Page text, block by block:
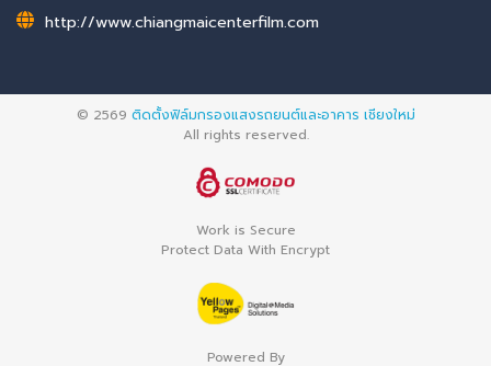
http://www.chiangmaicenterfilm.com
© 2569 ติดตั้งฟิล์มกรองแสงรถยนต์และอาคาร เชียงใหม่
All rights reserved.
Work is Secure
Protect Data With Encrypt
Powered By